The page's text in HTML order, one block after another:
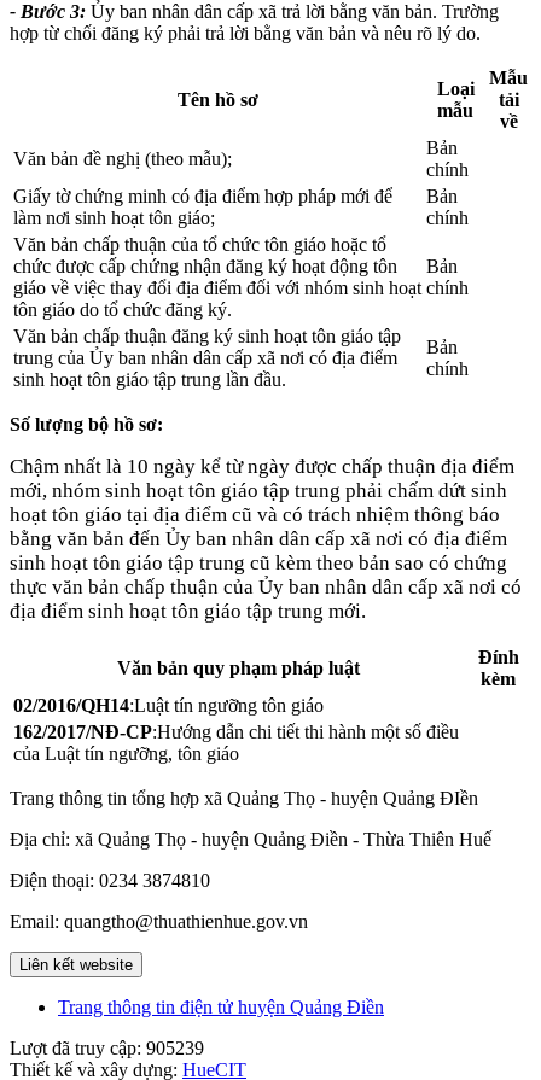
- Bước 3: Ủy ban nhân dân cấp xã trả lời bằng văn bản. Trường
hợp từ chối đăng ký phải trả lời bằng văn bản và nêu rõ lý do.
Tên hồ sơ
Loại
mẫu
Mẫu
tải
về
Văn bản đề nghị (theo mẫu);
Bản
chính
Giấy tờ chứng minh có địa điểm hợp pháp mới để
làm nơi sinh hoạt tôn giáo;
Bản
chính
Văn bản chấp thuận của tổ chức tôn giáo hoặc tổ
chức được cấp chứng nhận đăng ký hoạt động tôn
giáo về việc thay đổi địa điểm đối với nhóm sinh hoạt
tôn giáo do tổ chức đăng ký.
Bản
chính
Văn bản chấp thuận đăng ký sinh hoạt tôn giáo tập
trung của Ủy ban nhân dân cấp xã nơi có địa điểm
sinh hoạt tôn giáo tập trung lần đầu.
Bản
chính
Số lượng bộ hồ sơ:
Chậm nhất là 10 ngày kể từ ngày được chấp thuận địa điểm
mới, nhóm sinh hoạt tôn giáo tập trung phải chấm dứt sinh
hoạt tôn giáo tại địa điểm cũ và có trách nhiệm thông báo
bằng văn bản đến Ủy ban nhân dân cấp xã nơi có địa điểm
sinh hoạt tôn giáo tập trung cũ kèm theo bản sao có chứng
thực văn bản chấp thuận của Ủy ban nhân dân cấp xã nơi có
địa điểm sinh hoạt tôn giáo tập trung mới.
Văn bản quy phạm pháp luật
Đính
kèm
02/2016/QH14:Luật tín ngưỡng tôn giáo
162/2017/NĐ-CP:Hướng dẫn chi tiết thi hành một số điều
của Luật tín ngưỡng, tôn giáo
Trang thông tin tổng hợp xã Quảng Thọ - huyện Quảng ĐIền
Địa chỉ: xã Quảng Thọ - huyện Quảng Điền - Thừa Thiên Huế
Điện thoại: 0234 3874810
Email: quangtho@thuathienhue.gov.vn
Liên kết website
Trang thông tin điện tử huyện Quảng Điền
Lượt đã truy cập: 905239
Thiết kế và xây dựng: HueCIT